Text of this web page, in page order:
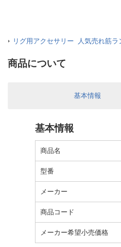
リグ用アクセサリー 人気売れ筋ラ
商品について
基本情報
基本情報
商品名
型番
メーカー
商品コード
メーカー希望小売価格